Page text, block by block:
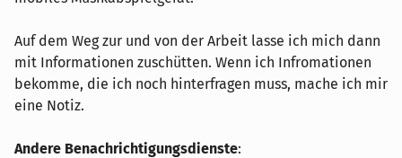
Auf dem Weg zur und von der Arbeit lasse ich mich dann
mit Informationen zuschütten. Wenn ich Infromationen
bekomme, die ich noch hinterfragen muss, mache ich mir
eine Notiz.
Andere Benachrichtigungsdienste: